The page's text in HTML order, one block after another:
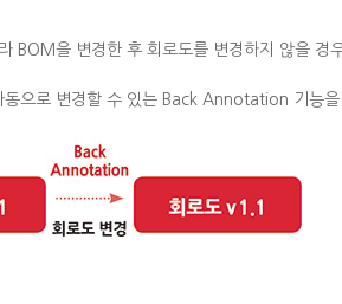
BOM을 변경한 후 회로도를 변경하지 않을 경
으로 변경할 수 있는 Back Annotation 기능을